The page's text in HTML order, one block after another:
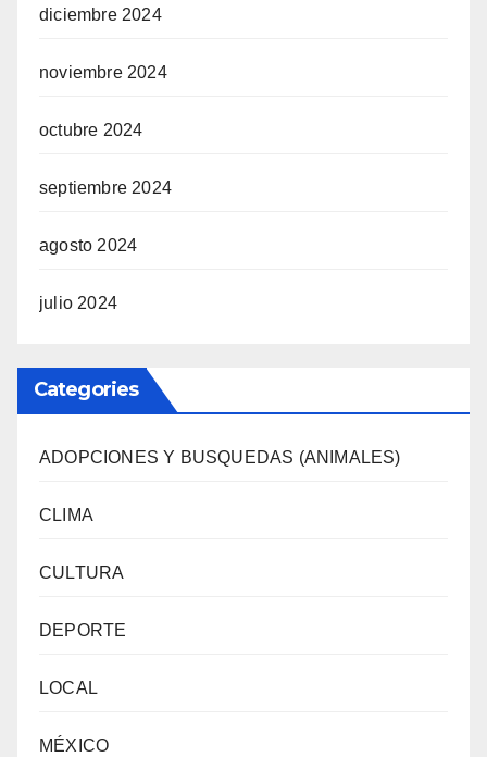
diciembre 2024
noviembre 2024
octubre 2024
septiembre 2024
agosto 2024
julio 2024
Categories
ADOPCIONES Y BUSQUEDAS (ANIMALES)
CLIMA
CULTURA
DEPORTE
LOCAL
MÉXICO